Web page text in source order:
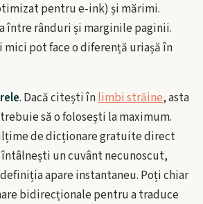
pentru e-ink) și mărimi.
între rânduri și marginile paginii.
mici pot face o diferență uriașă în
. Dacă citești înlimbi străine, asta
să o folosești la maximum.
de dicționare gratuite direct
întâlnești un cuvânt necunoscut,
apare instantaneu. Poți chiar
bidirecționale pentru a traduce